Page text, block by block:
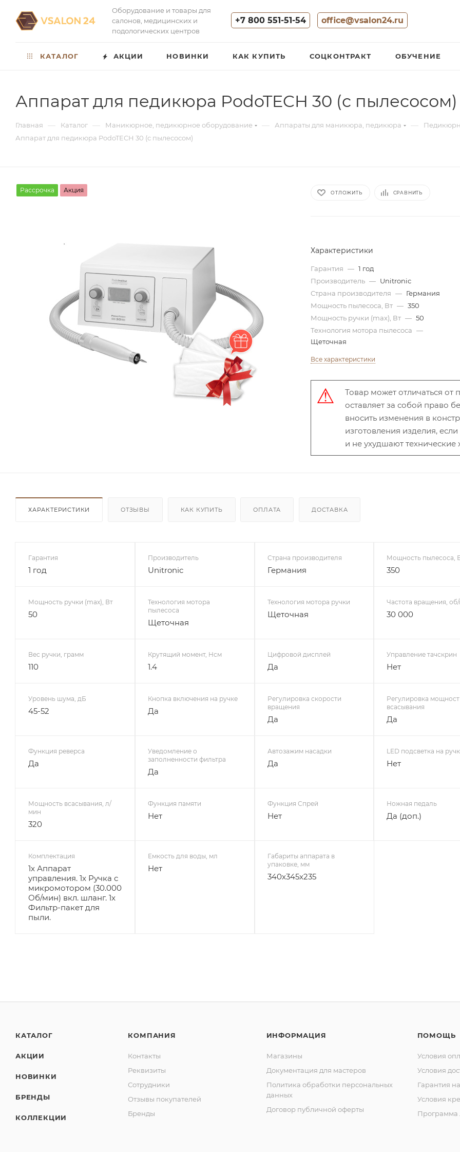
Оборудование и товары для
салонов, медицинских и
подологических центров
+7 800 551-51-54 office@vsalon24.ru
КАТАЛОГ АКЦИИ НОВИНКИ КАК КУПИТЬ СОЦКОНТРАКТ ОБУЧЕНИЕ
Аппарат для педикюра PodoTECH 30 (с пылесосом)
Главная — Каталог — Маникюрное, педикюрное оборудование — Аппараты для маникюра, педикюра —
Аппарат для педикюра PodoTECH 30 (с пылесосом)
Рассрочка Акция ОТЛОЖИТЬ СРАВНИТЬ
Характеристики
Гарантия — 1 год
Производитель — Unitronic
Страна производителя — Германия
Мощность пылесоса, Вт — 350
Мощность ручки (max), Вт — 50
Технология мотора пылесоса —
Щеточная
Все характеристики
Товар может отличаться от
оставляет за собой право
вносить изменения в
изготовления изделия,
и не ухудшают технические
ХАРАКТЕРИСТИКИ ОТЗЫВЫ КАК КУПИТЬ ОПЛАТА ДОСТАВКА
Гарантия
1 год
Производитель
Unitronic
Страна производителя
Германия
Мощность пылесоса,
350
Мощность ручки (max), Вт
50
Технология мотора
пылесоса
Щеточная
Технология мотора ручки
Щеточная
Частота вращения,
30 000
Вес ручки, грамм
110
Крутящий момент, Нсм
1.4
Цифровой дисплей
Да
Управление тачскрин
Нет
Уровень шума, дБ
45-52
Кнопка включения на ручке
Да
Регулировка скорости
вращения
Да
Регулировка
всасывания
Да
Функция реверса
Да
Уведомление о
заполненности фильтра
Да
Автозажим насадки
Да
LED подсветка на
Нет
Мощность всасывания, л/
мин
320
Функция памяти
Нет
Функция Спрей
Нет
Ножная педаль
Да (доп.)
Комплектация
1x Аппарат
управления. 1x Ручка с
микромотором (30.000
Об/мин) вкл. шланг. 1x
Фильтр-пакет для
пыли.
Емкость для воды, мл
Нет
Габариты аппарата в
упаковке, мм
340x345x235
КАТАЛОГ
АКЦИИ
НОВИНКИ
БРЕНДЫ
КОЛЛЕКЦИИ
КОМПАНИЯ
Контакты
Реквизиты
Сотрудники
Отзывы покупателей
Бренды
ИНФОРМАЦИЯ
Магазины
Документация для мастеров
Политика обработки персональных
данных
Договор публичной оферты
ПОМОЩЬ
Условия
Условия
Гарантия
Условия
Программа